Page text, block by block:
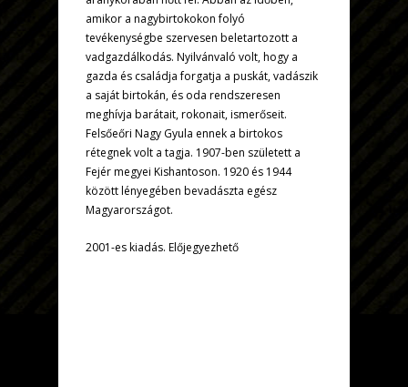
amikor a nagybirtokokon folyó
tevékenységbe szervesen beletartozott a
vadgazdálkodás. Nyilvánvaló volt, hogy a
gazda és családja forgatja a puskát, vadászik
a saját birtokán, és oda rendszeresen
meghívja barátait, rokonait, ismerőseit.
Felsőeőri Nagy Gyula ennek a birtokos
rétegnek volt a tagja. 1907-ben született a
Fejér megyei Kishantoson. 1920 és 1944
között lényegében bevadászta egész
Magyarországot.
2001-es kiadás. Előjegyezhető